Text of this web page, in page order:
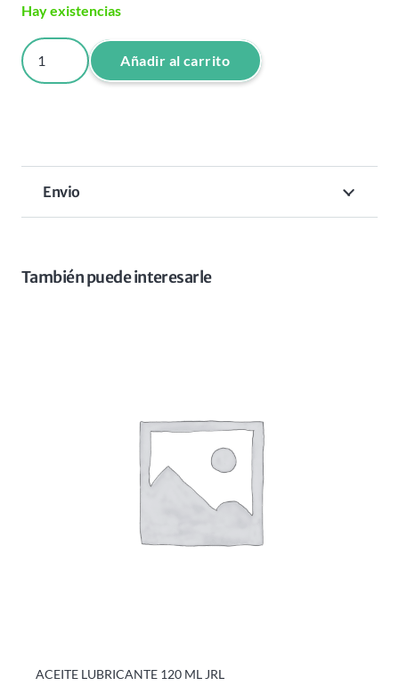
Hay existencias
CEPILLO
FLEXIBLE
CERDA
JABALI
Añadir al carrito
Envio
También puede interesarle
ACEITE LUBRICANTE 120 ML JRL